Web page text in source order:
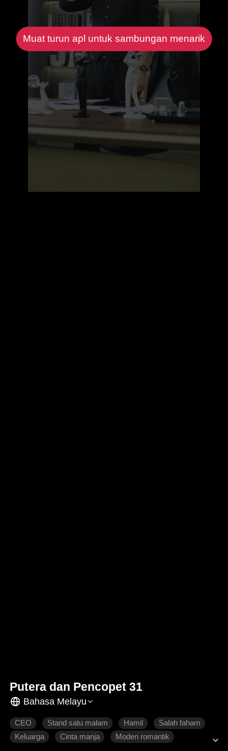
Muat turun apl untuk sambungan menarik
Putera dan Pencopet 31
Bahasa Melayu
CEO Stand satu malam Hamil
Salah faham
Keluarga
Cinta manja Moden romantik